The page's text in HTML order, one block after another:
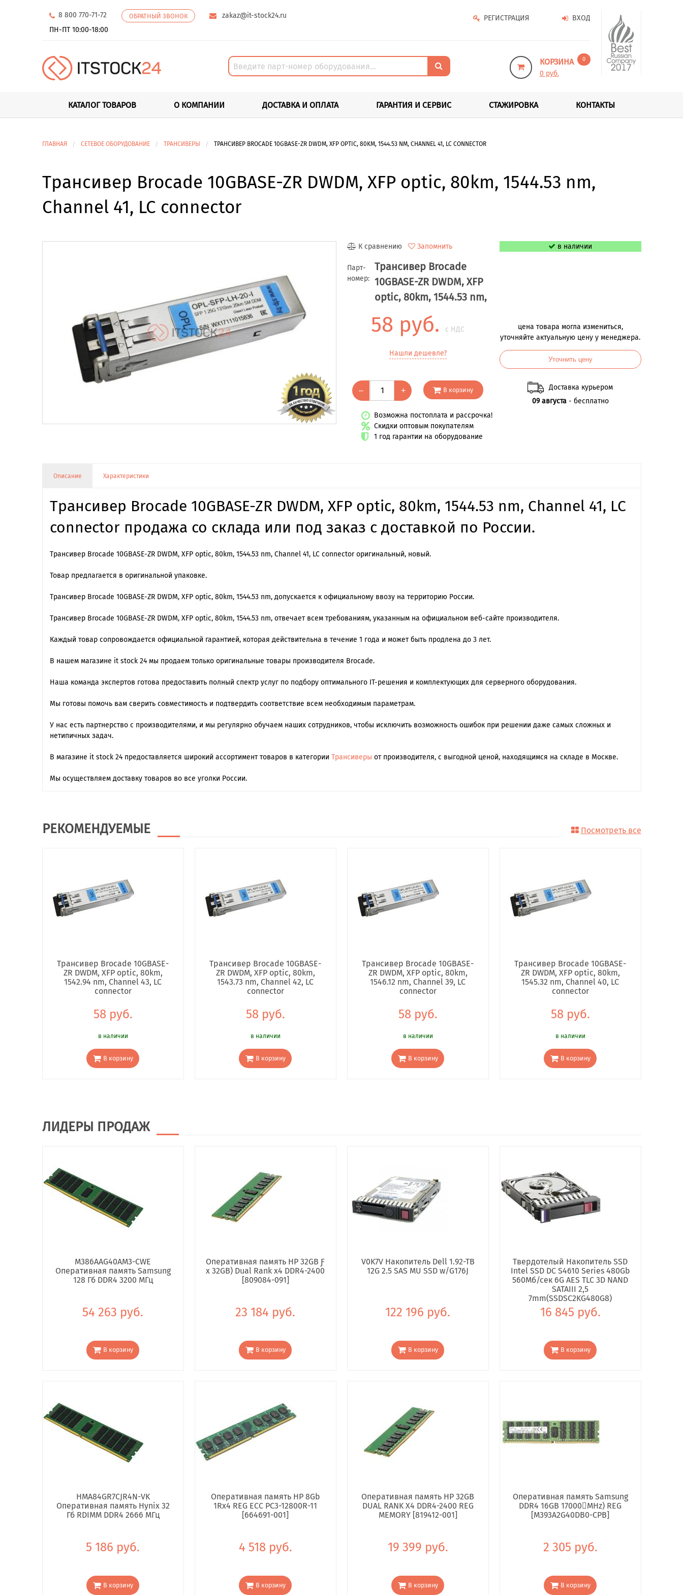
8 800 770-71-72 ОБРАТНЫЙ ЗВОНОК
zakaz@it-stock24.ru
ПН-ПТ 10:00-18:00
ВХОД
РЕГИСТРАЦИЯ
КОРЗИНА 0
0 руб.
КАТАЛОГ ТОВАРОВ О КОМПАНИИ ДОСТАВКА И ОПЛАТА ГАРАНТИЯ И СЕРВИС СТАЖИРОВКА КОНТАКТЫ
ГЛАВНАЯ СЕТЕВОЕ ОБОРУДОВАНИЕ ТРАНСИВЕРЫ ТРАНСИВЕР BROCADE 10GBASE-ZR DWDM, XFP OPTIC, 80KM, 1544.53 NM, CHANNEL 41, LC CONNECTOR
Трансивер Brocade 10GBASE-ZR DWDM, XFP optic, 80km, 1544.53 nm,
Channel 41, LC connector
К сравнению Запомнить
Парт-
номер:
Трансивер Brocade
10GBASE-ZR DWDM, XFP
optic, 80km, 1544.53 nm,
58 руб. с НДС
Нашли дешевле?
– + В корзину
Возможна постоплата и рассрочка!
Скидки оптовым покупателям
1 год гарантии на оборудование
в наличии
цена товара могла измениться,
уточняйте актуальную цену у менеджера.
Уточнить цену
Доставка курьером
09 августа- бесплатно
Описание Характеристики
Трансивер Brocade 10GBASE-ZR DWDM, XFP optic, 80km, 1544.53 nm, Channel 41, LC
connector продажа со склада или под заказ с доставкой по России.
Трансивер Brocade 10GBASE-ZR DWDM, XFP optic, 80km, 1544.53 nm, Channel 41, LC connector оригинальный, новый.
Товар предлагается в оригинальной упаковке.
Трансивер Brocade 10GBASE-ZR DWDM, XFP optic, 80km, 1544.53 nm, допускается к официальному ввозу на территорию России.
Трансивер Brocade 10GBASE-ZR DWDM, XFP optic, 80km, 1544.53 nm, отвечает всем требованиям, указанным на официальном веб-сайте производителя.
Каждый товар сопровождается официальной гарантией, которая действительна в течение 1 года и может быть продлена до 3 лет.
В нашем магазине it stock 24 мы продаем только оригинальные товары производителя Brocade.
Наша команда экспертов готова предоставить полный спектр услуг по подбору оптимального IT-решения и комплектующих для серверного оборудования.
Мы готовы помочь вам сверить совместимость и подтвердить соответствие всем необходимым параметрам.
У нас есть партнерство с производителями, и мы регулярно обучаем наших сотрудников, чтобы исключить возможность ошибок при решении даже самых сложных и
нетипичных задач.
В магазине it stock 24 предоставляется широкий ассортимент товаров в категории Трансиверы от производителя, с выгодной ценой, находящимся на складе в Москве.
Мы осуществляем доставку товаров во все уголки России.
РЕКОМЕНДУЕМЫЕ Посмотреть все
Трансивер Brocade 10GBASE-
ZR DWDM, XFP optic, 80km,
1542.94 nm, Channel 43, LC
connector
58 руб.
в наличии
В корзину
Трансивер Brocade 10GBASE-
ZR DWDM, XFP optic, 80km,
1543.73 nm, Channel 42, LC
connector
58 руб.
в наличии
В корзину
Трансивер Brocade 10GBASE-
ZR DWDM, XFP optic, 80km,
1546.12 nm, Channel 39, LC
connector
58 руб.
в наличии
В корзину
Трансивер Brocade 10GBASE-
ZR DWDM, XFP optic, 80km,
1545.32 nm, Channel 40, LC
connector
58 руб.
в наличии
В корзину
ЛИДЕРЫ ПРОДАЖ
M386AAG40AM3-CWE
Оперативная память Samsung
128 Гб DDR4 3200 МГц
54 263 руб.
В корзину
Оперативная память HP 32GB Ƒ
x 32GB) Dual Rank x4 DDR4-2400
[809084-091]
23 184 руб.
В корзину
V0K7V Накопитель Dell 1.92-TB
12G 2.5 SAS MU SSD w/G176J
122 196 руб.
В корзину
Твердотелый Накопитель SSD
Intel SSD DC S4610 Series 480Gb
560Мб/сек 6G AES TLC 3D NAND
SATAIII 2,5
7mm(SSDSC2KG480G8)
16 845 руб.
В корзину
HMA84GR7CJR4N-VK
Оперативная память Hynix 32
Гб RDIMM DDR4 2666 МГц
5 186 руб.
В корзину
Оперативная память HP 8Gb
1Rx4 REG ECC PC3-12800R-11
[664691-001]
4 518 руб.
В корзину
Оперативная память HP 32GB
DUAL RANK X4 DDR4-2400 REG
MEMORY [819412-001]
19 399 руб.
В корзину
Оперативная память Samsung
DDR4 16GB 17000񢋕MHz) REG
[M393A2G40DB0-CPB]
2 305 руб.
В корзину